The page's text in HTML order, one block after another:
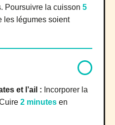
Poursuivre la cuisson 5
les légumes soient
et l’ail : Incorporer la
2 minutes en